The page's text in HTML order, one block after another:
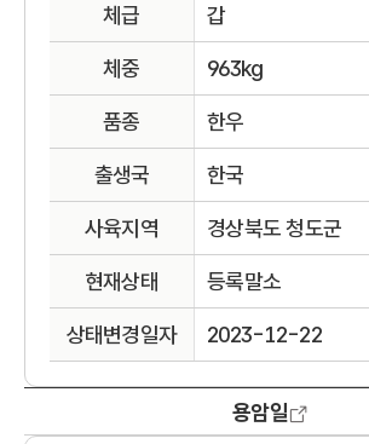
체급 갑
체중 963kg
품종 한우
출생국 한국
사육지역 경상북도 청도군
현재상태 등록말소
상태변경일자 2023-12-22
용암일